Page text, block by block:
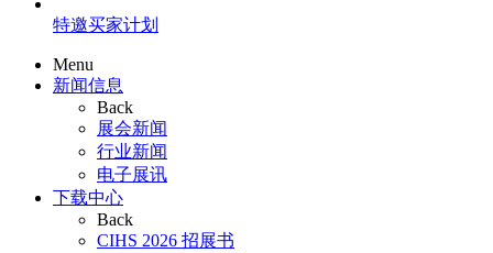
特邀买家计划
Menu
新闻信息
Back
展会新闻
行业新闻
电子展讯
下载中心
Back
CIHS 2026 招展书